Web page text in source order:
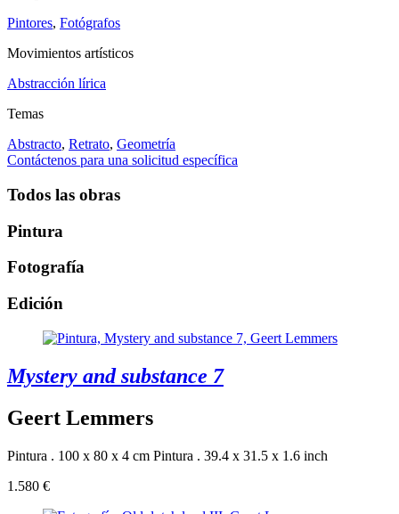
Pintores, Fotógrafos
Movimientos artísticos
Abstracción lírica
Temas
Abstracto, Retrato, Geometría
Contáctenos para una solicitud específica
Todos las obras
Pintura
Fotografía
Edición
Mystery and substance 7
Geert Lemmers
Pintura . 100 x 80 x 4 cm Pintura . 39.4 x 31.5 x 1.6 inch
1.580 €